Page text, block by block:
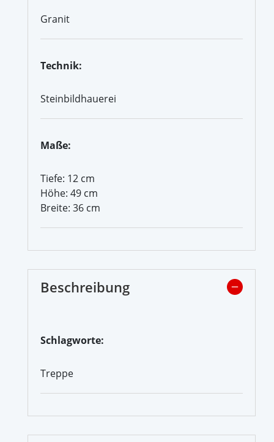
Granit
Technik:
Steinbildhauerei
Maße:
Tiefe: 12 cm
Höhe: 49 cm
Breite: 36 cm
Beschreibung
Schlagworte:
Treppe